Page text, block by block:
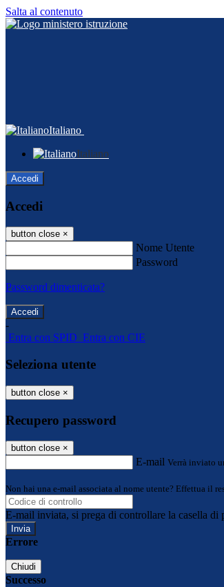
Salta al contenuto
Italiano
Italiano
Accedi
Accedi
button close ×
Nome Utente
Password
Password dimenticata?
-
Entra con SPID Entra con CIE
Seleziona utente
button close ×
Recupero password
button close ×
E-mail Verrà inviato
Non hai una e-mail associata al nome utente? Effettua il
E-mail inviata, si prega di controllare la casella di
Errore
Chiudi
Successo